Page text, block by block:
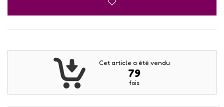
Cet article a été vendu
79
fois